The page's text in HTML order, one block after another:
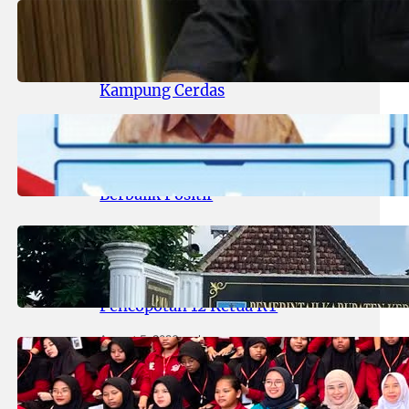
August 6, 2026.areknews
DPRD Surabaya Pastikan
Program Kampung Pancasila
Terakomodasi Dalam Raperda
Kampung Cerdas
August 6, 2026.areknews
Sektor Jasa Keuangan Stabil, OJK
Berbalik Positif
August 5, 2026.areknews
Heboh! Usai Disorot Media, Kades
Duwet ‘Angkat’ Bicara Soal
Pencopotan 12 Ketua RT
August 5, 2026.areknews
Tinjau Kesiapan SR Kedung
Cowek, Komisi D Sebut Fasilitas